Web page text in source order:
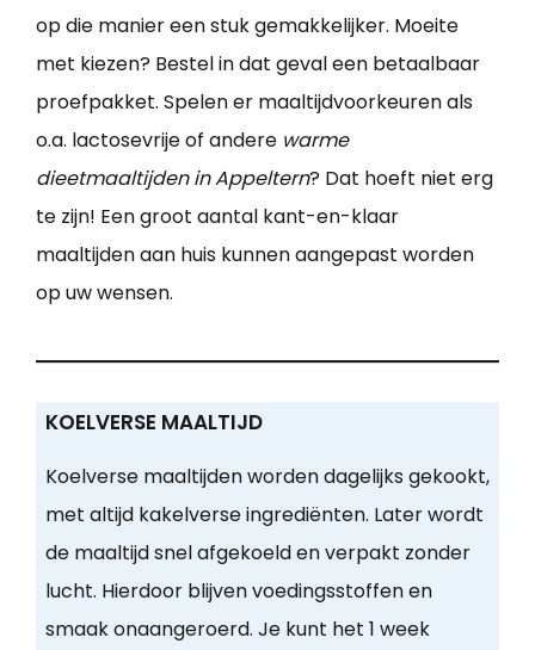
op die manier een stuk gemakkelijker. Moeite
met kiezen? Bestel in dat geval een betaalbaar
proefpakket. Spelen er maaltijdvoorkeuren als
o.a. lactosevrije of andere warme
dieetmaaltijden in Appeltern? Dat hoeft niet erg
te zijn! Een groot aantal kant-en-klaar
maaltijden aan huis kunnen aangepast worden
op uw wensen.
KOELVERSE MAALTIJD
Koelverse maaltijden worden dagelijks gekookt,
met altijd kakelverse ingrediënten. Later wordt
de maaltijd snel afgekoeld en verpakt zonder
lucht. Hierdoor blijven voedingsstoffen en
smaak onaangeroerd. Je kunt het 1 week